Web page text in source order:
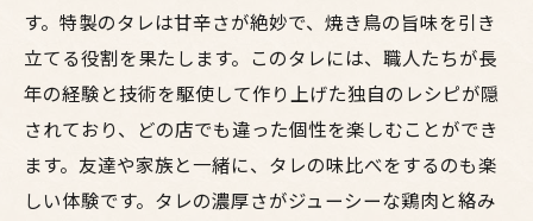
す。特製のタレは甘辛さが絶妙で、焼き鳥の旨味を引き
立てる役割を果たします。このタレには、職人たちが長
年の経験と技術を駆使して作り上げた独自のレシピが隠
されており、どの店でも違った個性を楽しむことができ
ます。友達や家族と一緒に、タレの味比べをするのも楽
しい体験です。タレの濃厚さがジューシーな鶏肉と絡み